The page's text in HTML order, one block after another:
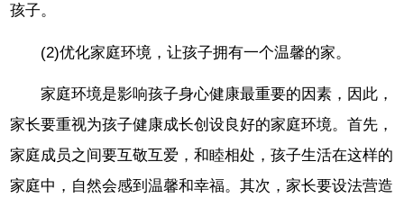
孩子。
(2)优化家庭环境，让孩子拥有一个温馨的家。
家庭环境是影响孩子身心健康最重要的因素，因此，
家长要重视为孩子健康成长创设良好的家庭环境。首先，
家庭成员之间要互敬互爱，和睦相处，孩子生活在这样的
家庭中，自然会感到温馨和幸福。其次，家长要设法营造